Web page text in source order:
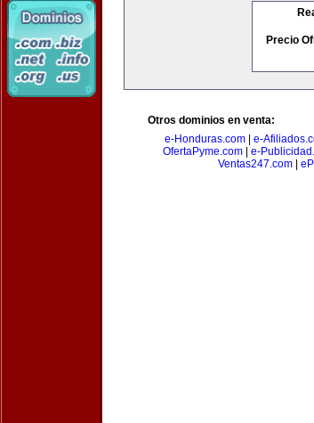
Precio
Otros dominios en venta:
e-Honduras.com| e-
OfertaPyme.com| e-
Ventas247.com